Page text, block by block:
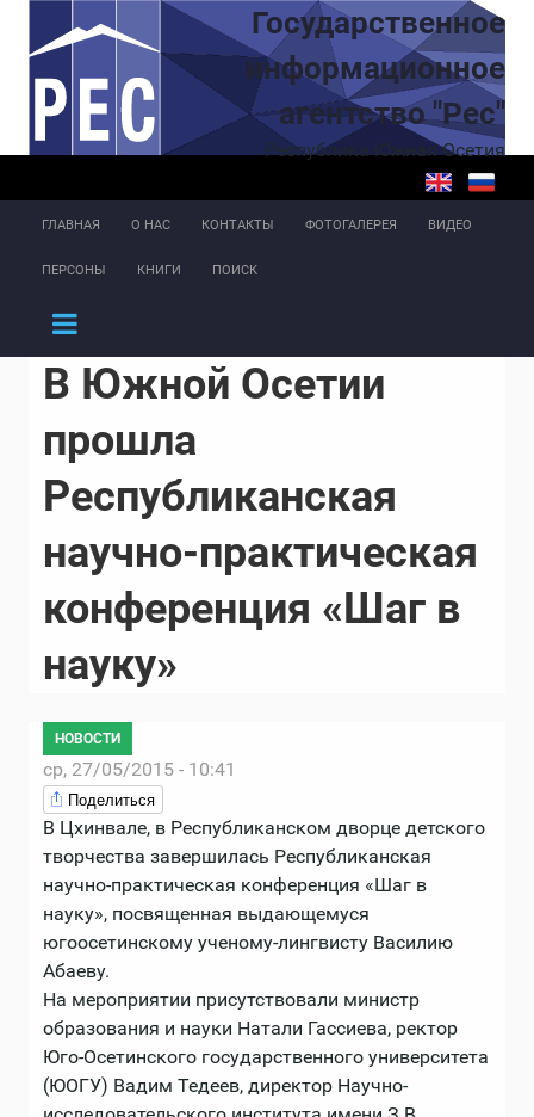
Перейти к основному содержаниюГосударственное
информационное
агентство "Рес"
Республика Южная Осетия
ГЛАВНАЯ О НАС КОНТАКТЫ ФОТОГАЛЕРЕЯ ВИДЕО
ПЕРСОНЫ КНИГИ ПОИСК
В Южной Осетии
прошла
Республиканская
научно-практическая
конференция «Шаг в
науку»
НОВОСТИ
ср, 27/05/2015 - 10:41
Поделиться
В Цхинвале, в Республиканском дворце детского
творчества завершилась Республиканская
научно-практическая конференция «Шаг в
науку», посвященная выдающемуся
югоосетинскому ученому-лингвисту Василию
Абаеву.
На мероприятии присутствовали министр
образования и науки Натали Гассиева, ректор
Юго-Осетинского государственного университета
(ЮОГУ) Вадим Тедеев, директор Научно-